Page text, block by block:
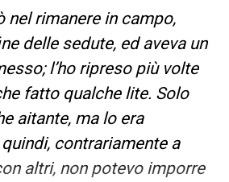
nel rimanere in campo,
delle sedute, ed aveva un
l’ho ripreso più volte
fatto qualche lite. Solo
aitante, ma lo era
contrariamente a
altri, non potevo imporre